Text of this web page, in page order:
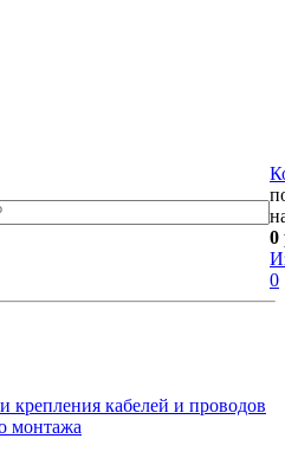
0
0
крепления кабелей и проводов
монтажа